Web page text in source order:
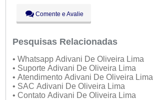
Sex:
09:00 - 18:00
Sáb:
Fechado
Dom:
Fechado
Comente e Avalie
Pesquisas Relacionadas
• Whatsapp Adivani De Oliveira Lima
• Suporte Adivani De Oliveira Lima
• Atendimento Adivani De Oliveira Lima
• SAC Adivani De Oliveira Lima
• Contato Adivani De Oliveira Lima